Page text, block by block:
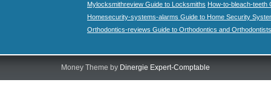
Mylocksmithreview Guide to Locksmiths How-to-bleach-teeth
Homesecurity-systems-alarms Guide to Home Security
Orthodontics-reviews Guide to Orthodontics and Orthodontists
Money Theme by Dinergie Expert-Comptable